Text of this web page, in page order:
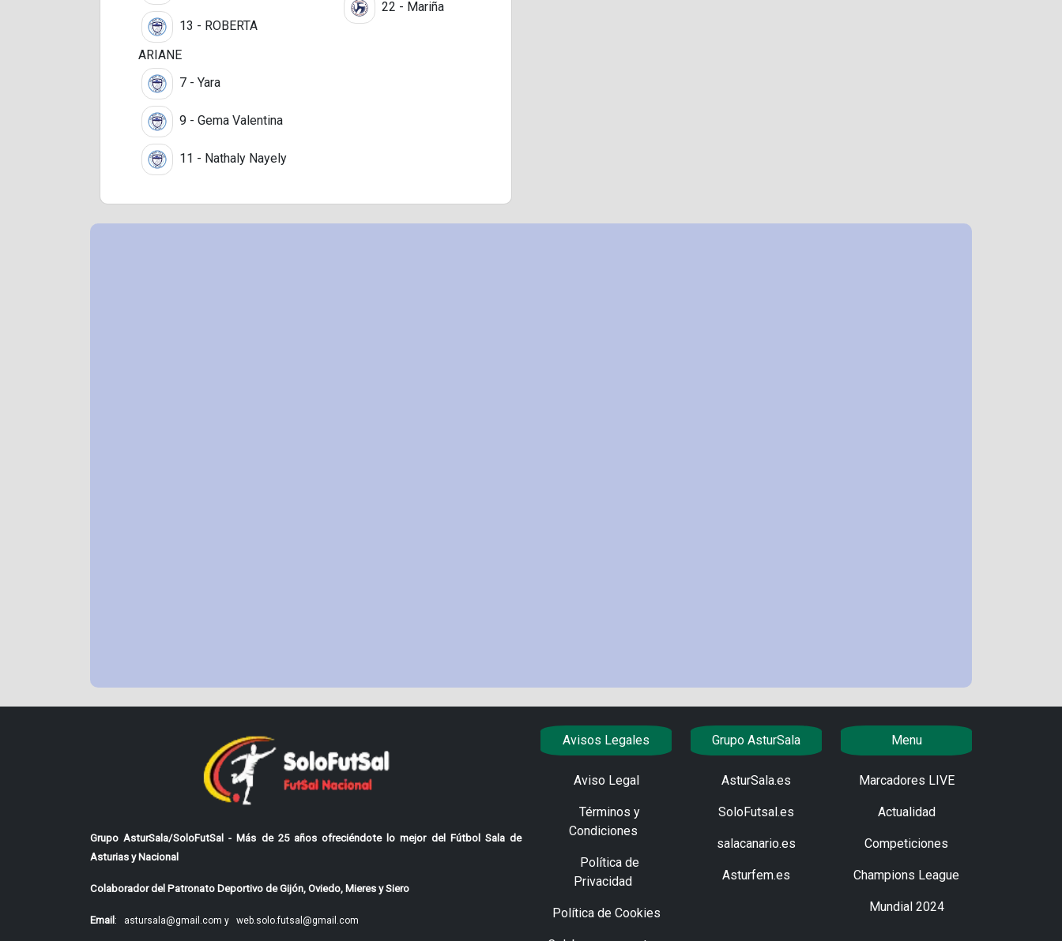
13 - ROBERTA
ARIANE
7 - Yara
9 - Gema Valentina
11 - Nathaly Nayely
22 - Mariña
Grupo AsturSala/SoloFutSal - Más de 25 años ofreciéndote lo mejor del Fútbol Sala de
Asturias y Nacional
Colaborador del Patronato Deportivo de Gijón, Oviedo, Mieres y Siero
Email: astursala@gmail.com y web.solo.futsal@gmail.com
Avisos Legales
Aviso Legal
Términos y
Condiciones
Política de
Privacidad
Política de Cookies
Grupo AsturSala
AsturSala.es
SoloFutsal.es
salacanario.es
Asturfem.es
Menu
Marcadores LIVE
Actualidad
Competiciones
Champions League
Mundial 2024